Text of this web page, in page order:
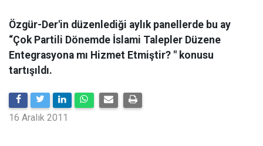
Özgür-Der'in düzenlediği aylık panellerde bu ay
“Çok Partili Dönemde İslami Talepler Düzene
Entegrasyona mı Hizmet Etmiştir? " konusu
tartışıldı.
16 Aralık 2011